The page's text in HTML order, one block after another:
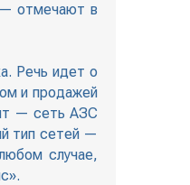
— отмечают в
Речь идет о
и продажей
— сеть АЗС
тип сетей —
случае,